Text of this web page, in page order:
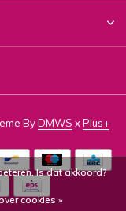
ByDMWS xPlus+
Is dat akkoord?
cookies »